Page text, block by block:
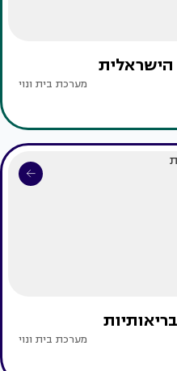
מערכת בית ונוי
מערכת בית ונוי